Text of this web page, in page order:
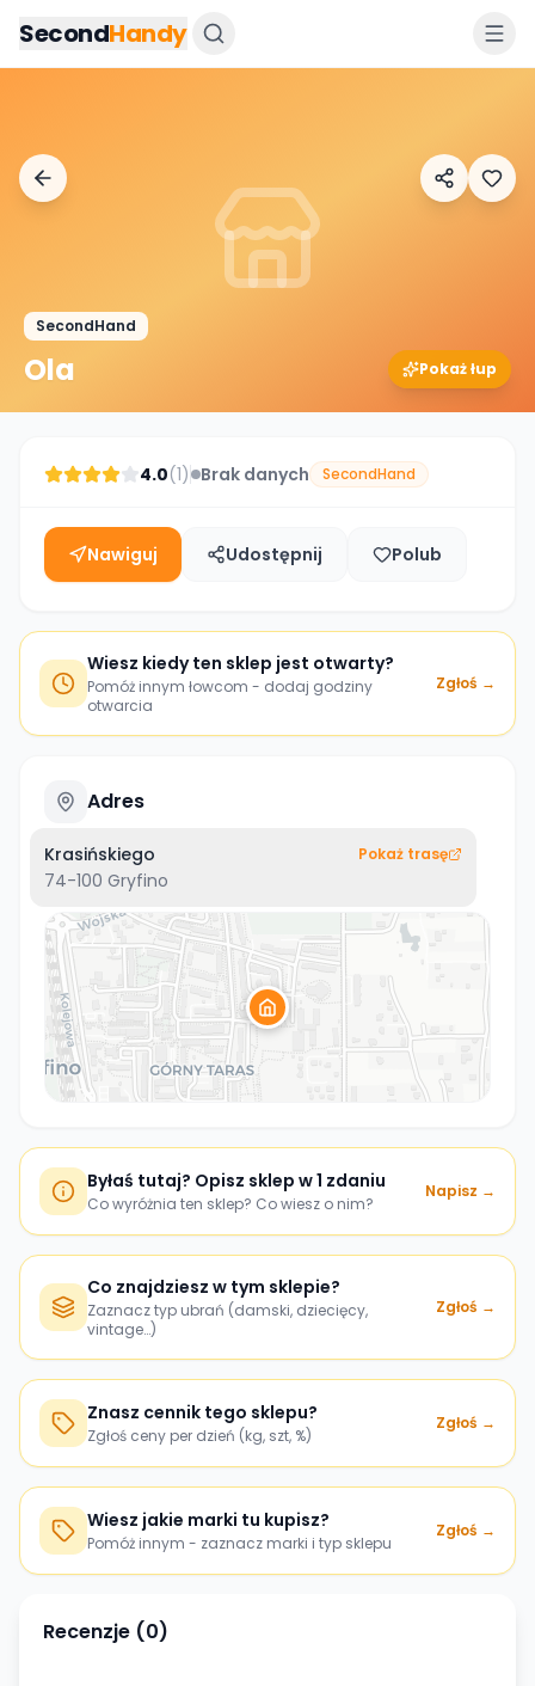
SecondHandy
SecondHand
Ola Pokaż łup
4.0(1) Brak danych SecondHand
Nawiguj Udostępnij Polub
Wiesz kiedy ten sklep jest otwarty?
Pomóż innym łowcom - dodaj godziny
otwarcia
Zgłoś →
Adres
Krasińskiego
74-100 Gryfino
Pokaż trasę
Byłaś tutaj? Opisz sklep w 1 zdaniu
Co wyróżnia ten sklep? Co wiesz o nim?
Napisz →
Co znajdziesz w tym sklepie?
Zaznacz typ ubrań (damski, dziecięcy,
vintage…)
Zgłoś →
Znasz cennik tego sklepu?
Zgłoś ceny per dzień (kg, szt, %)
Zgłoś →
Wiesz jakie marki tu kupisz?
Pomóż innym - zaznacz marki i typ sklepu
Zgłoś →
Recenzje (0)